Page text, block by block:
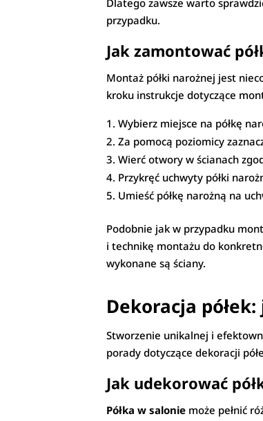
Dlatego zawsze warto
przypadku.
Jak zamontować
Montaż półki narożnej jest
kroku instrukcje dotyczące
Wybierz miejsce na półkę
Za pomocą poziomicy
Wierć otwory w ścianach
Przykręć uchwyty półki
Umieść półkę narożną na
Podobnie jak w przypadku
i technikę montażu do
wykonane są ściany.
Dekoracja
Stworzenie unikalnej i
porady dotyczące dekoracji
Jak udekorować
Półka w salonie może pełnić